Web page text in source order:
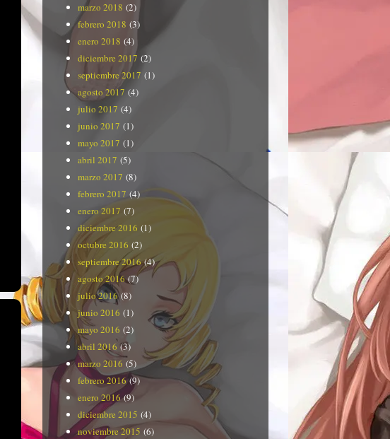
marzo 2018 (2)
febrero 2018 (3)
enero 2018 (4)
diciembre 2017 (2)
septiembre 2017 (1)
agosto 2017 (4)
julio 2017 (4)
junio 2017 (1)
mayo 2017 (1)
abril 2017 (5)
marzo 2017 (8)
febrero 2017 (4)
enero 2017 (7)
diciembre 2016 (1)
octubre 2016 (2)
septiembre 2016(4)
agosto 2016(7)
julio 2016(8)
junio 2016 (1)
mayo 2016 (2)
abril 2016 (3)
marzo 2016 (5)
febrero 2016(9)
enero 2016(9)
diciembre 2015 (4)
noviembre 2015 (6)